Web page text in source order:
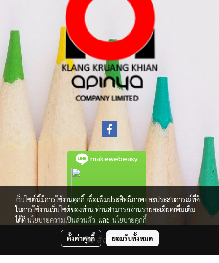
สั่งซื้อสินค้า
makewebeasy
เว็บไซต์นี้มีการใช้งานคุกกี้ เพื่อเพิ่มประสิทธิภาพและประสบการณ์ที่ดี
ในการใช้งานเว็บไซต์ของท่าน ท่านสามารถอ่านรายละเอียดเพิ่มเติม
ได้ที่นโยบายความเป็นส่วนตัว และ นโยบายคุกกี้
ตั้งค่าคุกกี้ ยอมรับทั้งหมด